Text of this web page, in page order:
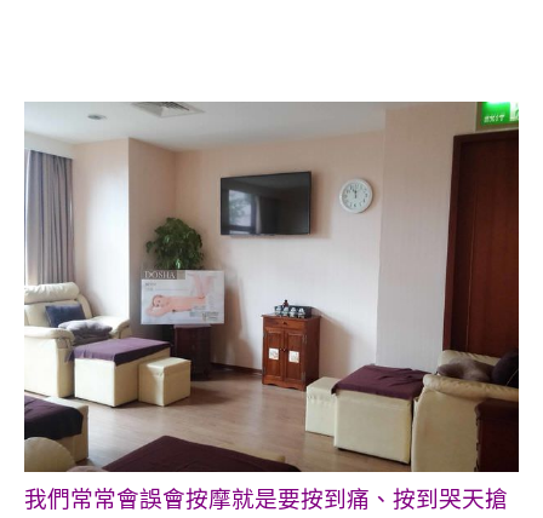
我們常常會誤會按摩就是要按到痛、按到哭天搶